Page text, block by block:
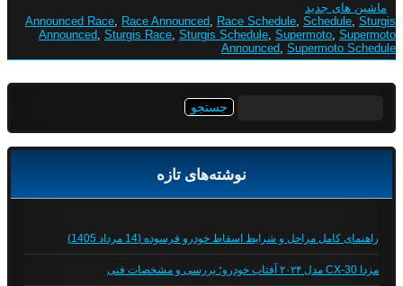
ماشین های جدید
Announced Race, Race Announced, Race Schedule, Schedule, Sturgis
Announced, Sturgis Race, Sturgis Schedule, Supermoto, Supermoto
Announced, Supermoto Schedule
نوشته‌های تازه
راهنمای کامل مراحل و شرایط اسقاط خودرو فرسوده (14 مرداد 1405)
مزدا CX-30 مدل ۲۰۲۴ آفتاب خودرو؛ بررسی و مشخصات فنی